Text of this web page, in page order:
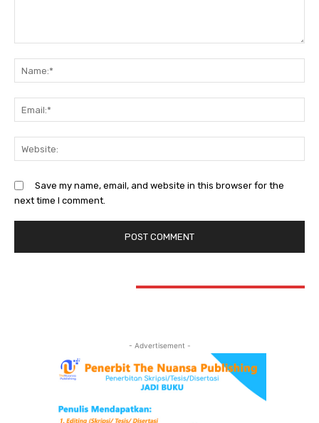
Save my name, email, and website in this browser for the
next time I comment.
- Advertisement -